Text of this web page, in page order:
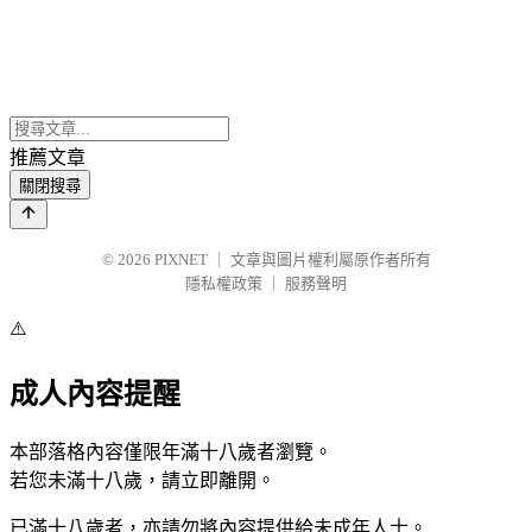
推薦文章
關閉搜尋
© 2026 PIXNET
文章與圖片權利屬原作者所有
隱私權政策
服務聲明
⚠️
成人內容提醒
本部落格內容僅限年滿十八歲者瀏覽。
若您未滿十八歲，請立即離開。
已滿十八歲者，亦請勿將內容提供給未成年人士。